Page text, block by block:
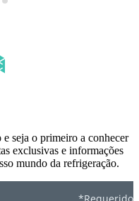
seja o primeiro a conhecer
exclusivas e informações
mundo da refrigeração.